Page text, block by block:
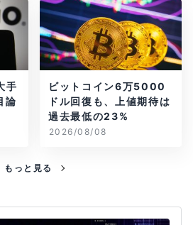
手
論
ビットコイン6万5000
ドル回復も、上値期待は
過去最低の23%
2026/08/08
もっと見る